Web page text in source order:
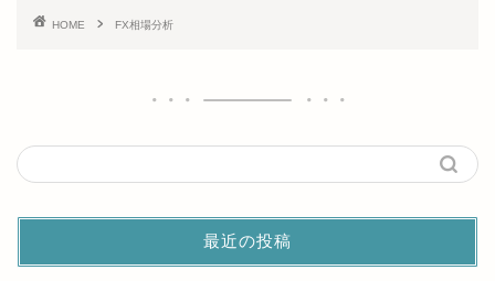
HOME FX相場分析
最近の投稿